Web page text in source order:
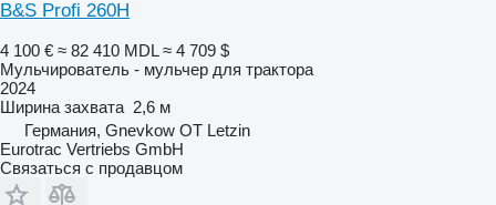
B&S Profi 260H
4 100 € ≈ 82 410 MDL ≈ 4 709 $
Мульчирователь - мульчер для трактора
2024
Ширина захвата 2,6 м
Германия, Gnevkow OT Letzin
Eurotrac Vertriebs GmbH
Связаться с продавцом